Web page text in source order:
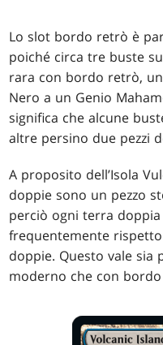
Lo slot bordo retrò è
poiché circa tre buste
rara con bordo retrò,
Nero a un Genio
significa che alcune
altre persino due pezzi
A proposito dell’Isola
doppie sono un pezzo
perciò ogni terra
frequentemente
doppie. Questo vale
moderno che con